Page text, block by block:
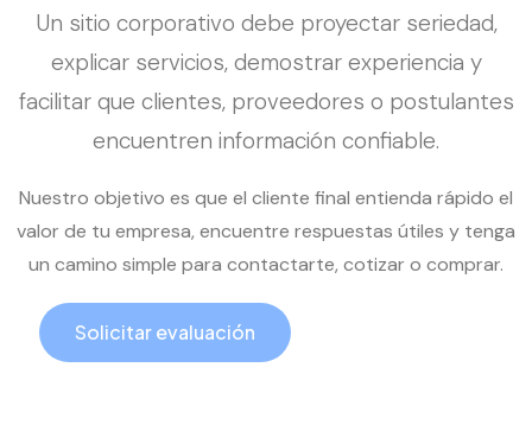
Un sitio corporativo debe proyectar seriedad,
explicar servicios, demostrar experiencia y
facilitar que clientes, proveedores o postulantes
encuentren información confiable.
Nuestro objetivo es que el cliente final entienda rápido el
valor de tu empresa, encuentre respuestas útiles y tenga
un camino simple para contactarte, cotizar o comprar.
Solicitar evaluación